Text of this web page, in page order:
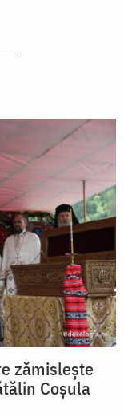
zămislește
Coșula